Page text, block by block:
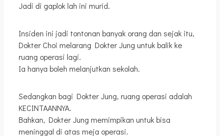
Jadi di gaplok lah ini murid.
Insiden ini jadi tontonan banyak orang dan sejak itu,
Dokter Choi melarang Dokter Jung untuk balik ke
ruang operasi lagi.
Ia hanya boleh melanjutkan sekolah.
Sedangkan bagi Dokter Jung, ruang operasi adalah
KECINTAANNYA.
Bahkan, Dokter Jung memimpikan untuk bisa
meninggal di atas meja operasi.